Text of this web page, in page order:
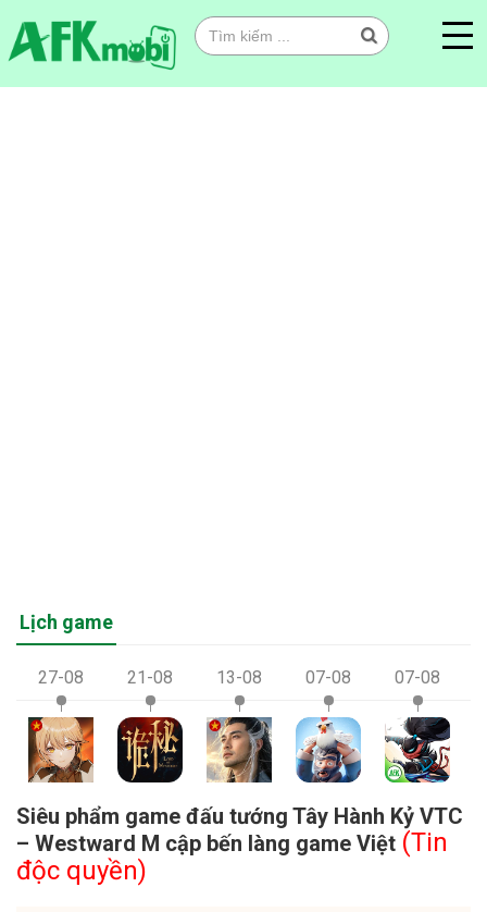
Lịch game
27-08 21-08 13-08 07-08 07-08
Siêu phẩm game đấu tướng Tây Hành Kỷ VTC
– Westward M cập bến làng game Việt (Tin
độc quyền)